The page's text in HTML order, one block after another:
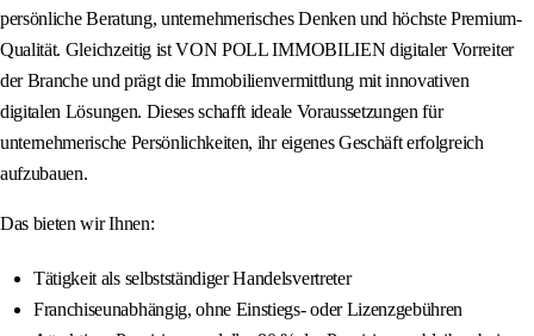
persönliche Beratung, unternehmerisches Denken und höchste Premium-
Qualität. Gleichzeitig ist VON POLL IMMOBILIEN digitaler Vorreiter
der Branche und prägt die Immobilienvermittlung mit innovativen
digitalen Lösungen. Dieses schafft ideale Voraussetzungen für
unternehmerische Persönlichkeiten, ihr eigenes Geschäft erfolgreich
aufzubauen.
Das bieten wir Ihnen:
Tätigkeit als selbstständiger Handelsvertreter
Franchiseunabhängig, ohne Einstiegs- oder Lizenzgebühren